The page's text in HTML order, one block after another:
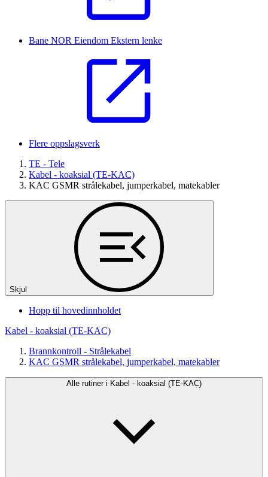
Bane NOR Eiendom Ekstern lenke
Flere oppslagsverk
TE - Tele
Kabel - koaksial (TE-KAC)
KAC GSMR strålekabel, jumperkabel, matekabler
Skjul
Hopp til hovedinnholdet
Kabel - koaksial (TE-KAC)
Brannkontroll - Strålekabel
KAC GSMR strålekabel, jumperkabel, matekabler
Alle rutiner i Kabel - koaksial (TE-KAC)